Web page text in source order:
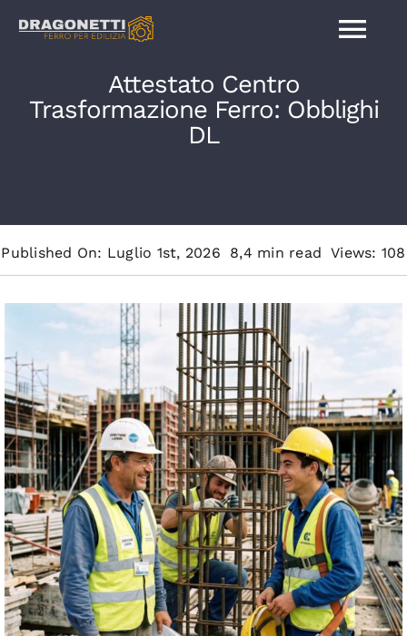
Home
Chi siamo
Pali e pilastri in ferro
Barre in acciaio
Staffe in acciaio
Tondino
Gabbie per cemento
Attestato Centro
Trasformazione Ferro: Obblighi
DL
Published On: Luglio 1st, 2026 8,4 min read Views: 108